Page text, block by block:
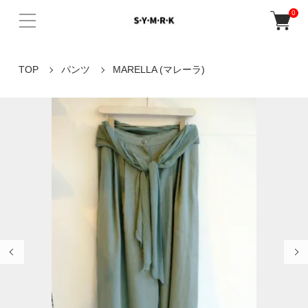
0
TOP パンツ MARELLA (マレーラ)